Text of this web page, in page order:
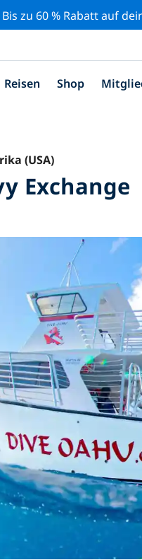
Bis zu 60 % Rabatt auf
Reisen Shop
(USA)
Exchange